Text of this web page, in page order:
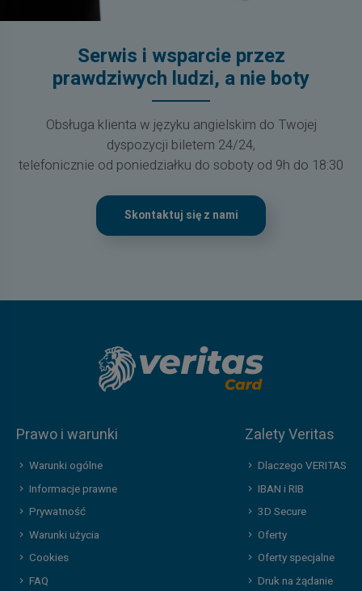
Serwis i wsparcie przez
prawdziwych ludzi, a nie boty
Obsługa klienta w języku angielskim do Twojej
dyspozycji biletem 24/24,
telefonicznie od poniedziałku do soboty od 9h do 18:30
Skontaktuj się z nami
Prawo i warunki
Warunki ogólne
Informacje prawne
Prywatność
Warunki użycia
Cookies
FAQ
Zalety Veritas
Dlaczego VERITAS
IBAN i RIB
3D Secure
Oferty
Oferty specjalne
Druk na żądanie